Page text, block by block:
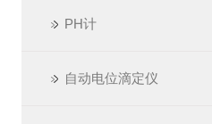
PH计
自动电位滴定仪